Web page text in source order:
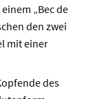
„Bec de
den zwei
mit einer
des